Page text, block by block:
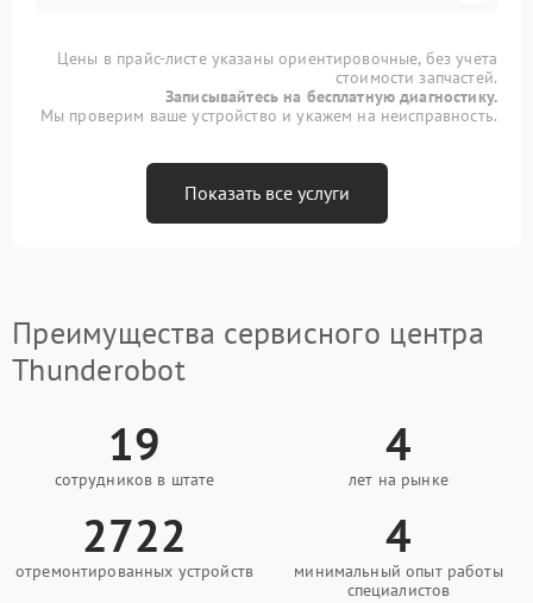
Цены в прайс-листе указаны ориентировочные, без учета
стоимости запчастей.
Записывайтесь на бесплатную диагностику.
Мы проверим ваше устройство и укажем на неисправность.
Показать все услуги
Преимущества сервисного центра
Thunderobot
19
сотрудников в штате
4
лет на рынке
2722
отремонтированных устройств
4
минимальный опыт работы
специалистов